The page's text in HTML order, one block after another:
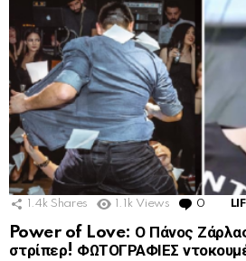
1.4k Shares 1.1k Views 0
Power of Love: Ο Πάνος
στρίπερ! ΦΩΤΟΓΡΑΦΙΕΣ